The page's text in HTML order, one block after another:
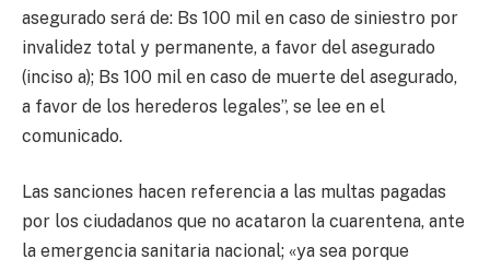
asegurado será de: Bs 100 mil en caso de siniestro por
invalidez total y permanente, a favor del asegurado
(inciso a); Bs 100 mil en caso de muerte del asegurado,
a favor de los herederos legales”, se lee en el
comunicado.
Las sanciones hacen referencia a las multas pagadas
por los ciudadanos que no acataron la cuarentena, ante
la emergencia sanitaria nacional; «ya sea porque